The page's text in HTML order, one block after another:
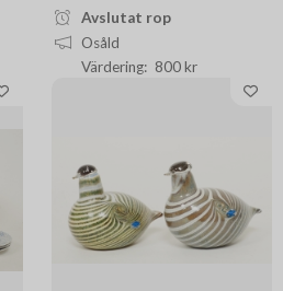
Avslutat rop
Osåld
800 kr